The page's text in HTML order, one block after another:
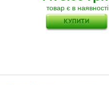
товар є в наявності